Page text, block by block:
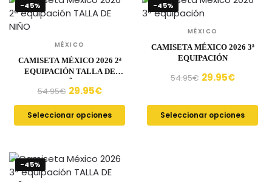
-45%
MÉXICO
CAMISETA MÉXICO 2026 2ª
EQUIPACIÓN TALLA DE
54.95€ 29.95€
Seleccionar opciones
-45%
MÉXICO
CAMISETA MÉXICO 2026 3ª
EQUIPACIÓN
54.95€ 29.95€
Seleccionar opciones
-45%